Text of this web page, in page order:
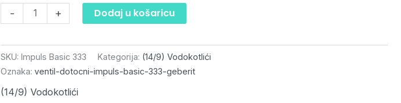
- + Dodaj u košaricu
SKU: Impuls Basic 333 Kategorija: (14/9) Vodokotlići
Oznaka: ventil-dotocni-impuls-basic-333-geberit
(14/9) Vodokotlići